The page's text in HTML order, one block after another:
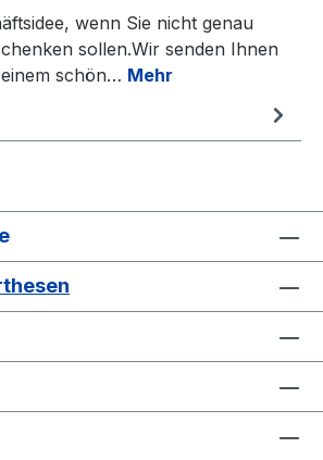
wenn Sie nicht genau
sollen.Wir senden Ihnen
schön… Mehr